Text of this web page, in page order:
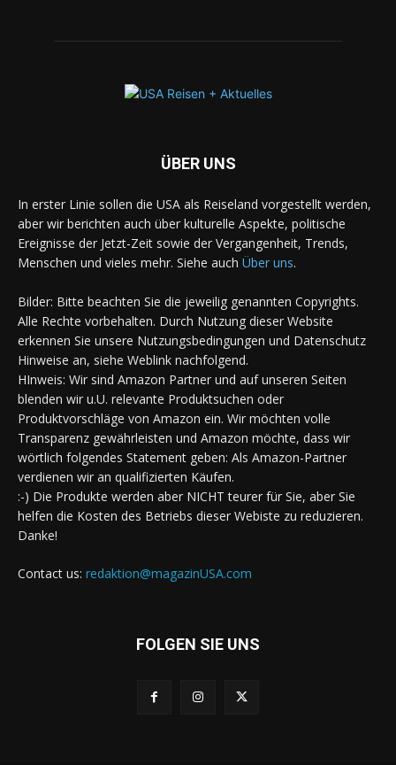
ÜBER UNS
In erster Linie sollen die USA als Reiseland vorgestellt werden,
aber wir berichten auch über kulturelle Aspekte, politische
Ereignisse der Jetzt-Zeit sowie der Vergangenheit, Trends,
Menschen und vieles mehr. Siehe auch Über uns.
Bilder: Bitte beachten Sie die jeweilig genannten Copyrights.
Alle Rechte vorbehalten. Durch Nutzung dieser Website
erkennen Sie unsere Nutzungsbedingungen und Datenschutz
Hinweise an, siehe Weblink nachfolgend.
HInweis: Wir sind Amazon Partner und auf unseren Seiten
blenden wir u.U. relevante Produktsuchen oder
Produktvorschläge von Amazon ein. Wir möchten volle
Transparenz gewährleisten und Amazon möchte, dass wir
wörtlich folgendes Statement geben: Als Amazon-Partner
verdienen wir an qualifizierten Käufen.
:-) Die Produkte werden aber NICHT teurer für Sie, aber Sie
helfen die Kosten des Betriebs dieser Webiste zu reduzieren.
Danke!
Contact us: redaktion@magazinUSA.com
FOLGEN SIE UNS